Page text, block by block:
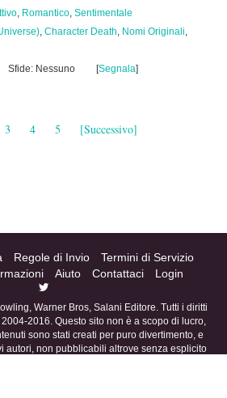
, Romantico, Sentimentale
, Character Death, Nomi Originali,
Sfide: Nessuno [Segnala]
3 4 5 [Successivo]
Regole di Invio
Termini di Servizio
Aiuto Contattaci Login
Warner Bros, Salani Editore. Tutti i diritti
2016. Questo sito non è a scopo di lucro,
sono stati creati per puro divertimento, e
autori, non pubblicabili altrove senza esplicito